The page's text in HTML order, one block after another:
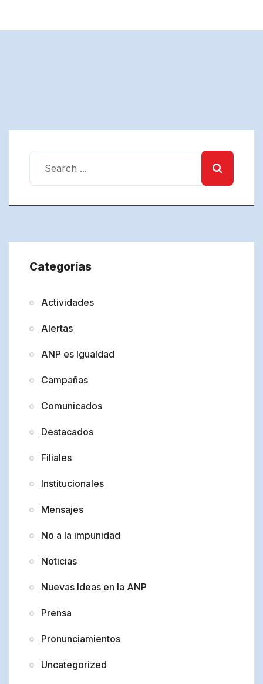
Categorías
Actividades
Alertas
ANP es Igualdad
Campañas
Comunicados
Destacados
Filiales
Institucionales
Mensajes
No a la impunidad
Noticias
Nuevas Ideas en la ANP
Prensa
Pronunciamientos
Uncategorized